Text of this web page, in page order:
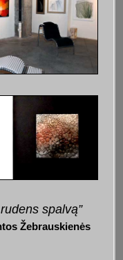
spalvą”
Žebrauskienės